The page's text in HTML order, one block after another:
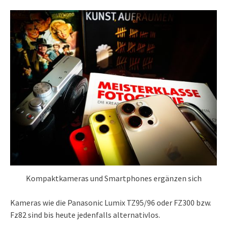
Kompaktkameras und Smartphones ergänzen sich
Kameras wie die Panasonic Lumix TZ95/96 oder FZ300 bzw.
Fz82 sind bis heute jedenfalls alternativlos.